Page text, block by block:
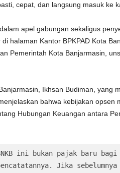
cepat, dan langsung masuk ke
apel gabungan sekaligus
halaman Kantor BPKPAD Kota
Pemerintah Kota Banjarmasin,
Ikhsan Budiman, yang
bahwa kebijakan opsen
Hubungan Keuangan antara
ini bukan pajak baru
pencatatannya. Jika